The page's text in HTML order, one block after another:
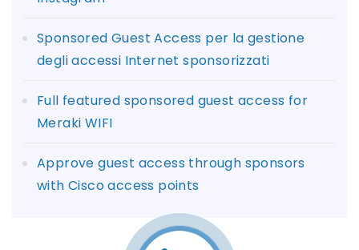
Sponsored Guest Access per la gestione
degli accessi Internet sponsorizzati
Full featured sponsored guest access for
Meraki WIFI
Approve guest access through sponsors
with Cisco access points